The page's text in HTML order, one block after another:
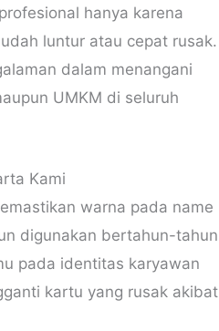
hanya karena
luntur atau cepat rusak.
dalam menangani
UMKM di seluruh
Kami
warna pada name
digunakan bertahun-tahun
pada identitas karyawan
kartu yang rusak akibat